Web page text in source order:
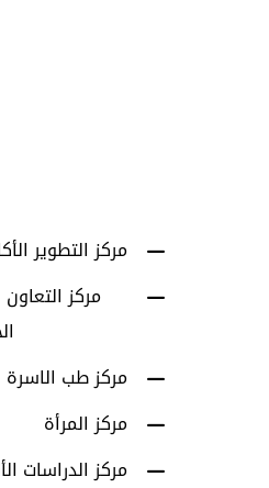
مركز التطوير
مركز
مركز طب الاسرة
مركز المرأة
مركز الدراسات